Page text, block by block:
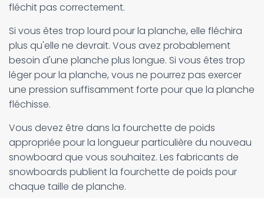
fléchit pas correctement.
Si vous êtes trop lourd pour la planche, elle fléchira
plus qu'elle ne devrait. Vous avez probablement
besoin d'une planche plus longue. Si vous êtes trop
léger pour la planche, vous ne pourrez pas exercer
une pression suffisamment forte pour que la planche
fléchisse.
Vous devez être dans la fourchette de poids
appropriée pour la longueur particulière du nouveau
snowboard que vous souhaitez. Les fabricants de
snowboards publient la fourchette de poids pour
chaque taille de planche.